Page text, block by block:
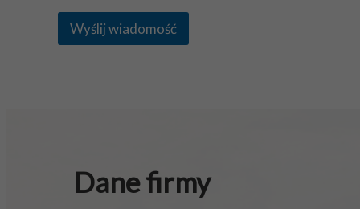
Wyślij wiadomość
Dane firmy